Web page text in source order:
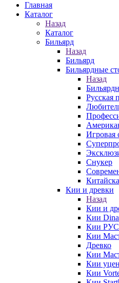
Главная
Каталог
Назад
Каталог
Бильярд
Назад
Бильярд
Бильярдные
Назад
Русская
Игровая
Снукер
Кии и древки
Назад
Кии и
Кии
Кии
Кии
Древко
Кии
Кии
Кии